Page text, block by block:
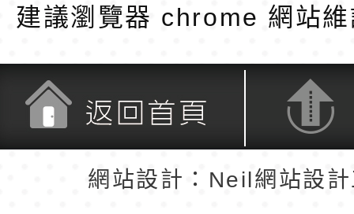
建議瀏覽器 chrome 網站
返回頂端
網站設計：Neil網站設